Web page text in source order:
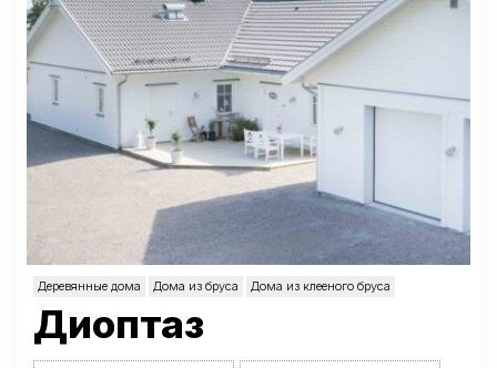
Деревянные дома Дома из бруса Дома из клееного бруса
Диоптаз